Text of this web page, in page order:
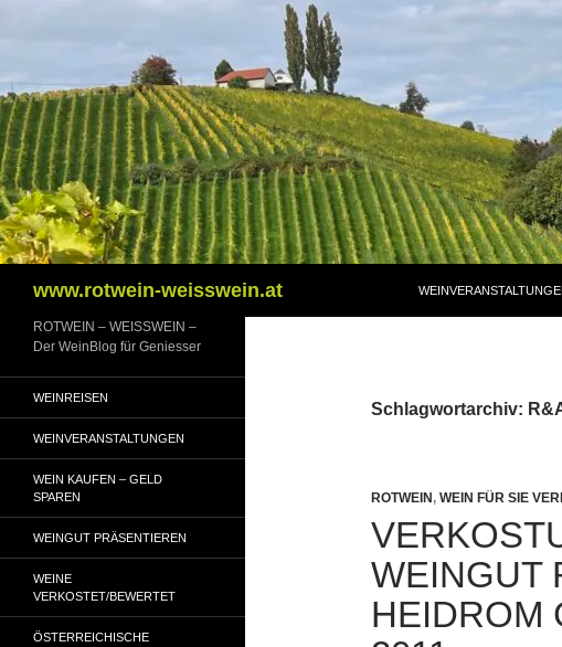
www.rotwein-weisswein.at
Schlagwortarchiv:
ROTWEIN , WEIN FÜR SIE
WEINGUT
HEIDROM
ROTWEIN – WEISSWEIN –
Der WeinBlog für Geniesser
WEINREISEN
WEINVERANSTALTUNGEN
WEIN KAUFEN – GELD
SPAREN
WEINGUT PRÄSENTIEREN
WEINE
VERKOSTET/BEWERTET
ÖSTERREICHISCHE